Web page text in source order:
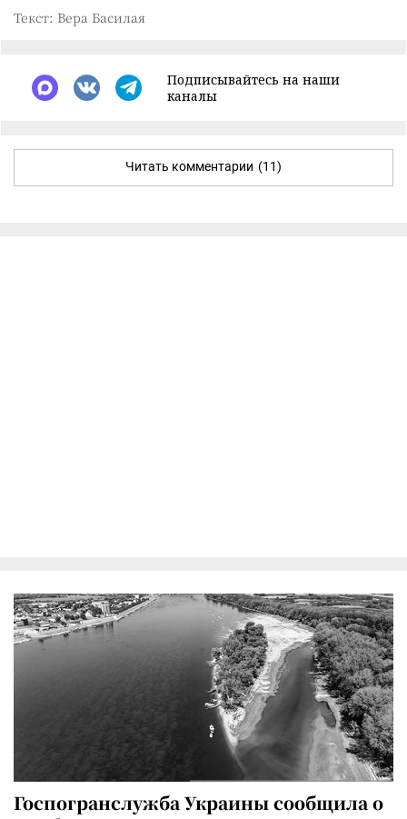
Текст: Вера Басилая
Подписывайтесь на наши
каналы
Читать комментарии (11)
Госпогранслужба Украины сообщила о